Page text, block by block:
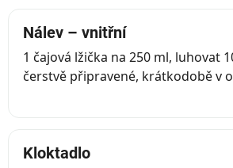
Nálev – vnitřní
1 čajová lžička na 250 ml, luhovat
čerstvě připravené, krátkodobě v
Kloktadlo